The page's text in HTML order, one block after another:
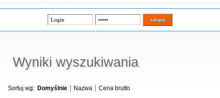
Wyniki wyszukiwania
Sortuj wg: Domyślnie Nazwa Cena brutto